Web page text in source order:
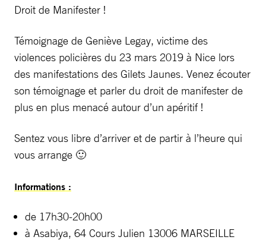
Droit de Manifester !
Témoignage de Geniève Legay, victime des
violences policières du 23 mars 2019 à Nice lors
des manifestations des Gilets Jaunes. Venez écouter
son témoignage et parler du droit de manifester de
plus en plus menacé autour d’un apéritif !
Sentez vous libre d’arriver et de partir à l’heure qui
vous arrange 🙂
Informations :
de 17h30-20h00
à Asabiya, 64 Cours Julien 13006 MARSEILLE